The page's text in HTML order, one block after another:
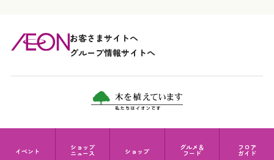
イベント ショップ
ニュース ショップ グルメ＆
フード
フロア
ガイド
お客さまサイトへ
グループ情報サイトへ